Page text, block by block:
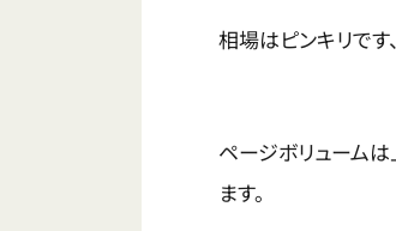
相場はピンキリです
ページボリューム
ます。